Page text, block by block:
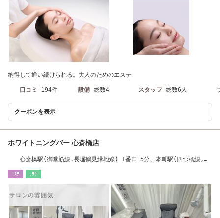
納得して通い続けられる。大人のためのエステ
口コミ 194件 設備 総数4 スタッフ 総数6人
クーポンを表示
ホワイトニングバー 心斎橋店
心斎橋駅(御堂筋線.長堀鶴見緑地線) 1番口 5分、本町駅(四つ橋線,中
ｴｽﾃ ﾘﾗｸ